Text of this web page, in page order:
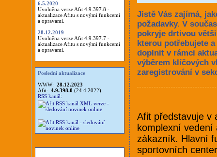
6.5.2020
Uvolněna verze Afit 4.9.397.8 -
aktualizace Afitu s novými funkcemi
a opravami.
28.12.2019
Uvolněna verze Afit 4.9.397.7 -
aktualizace Afitu s novými funkcemi
a opravami.
Poslední aktualizace
WWW: 28.12.2023
Afit: 4.9.398.0 (24.4.2022)
RSS kanál:
Jistě Vás zajímá,
požadavky. V
pokryje drtivou
kterou potřebujete
doplnit v rámci
výběrem klíčových
zaregistrování v
Afit představuje v
komplexní
zákazník. Hlavní
sportovních